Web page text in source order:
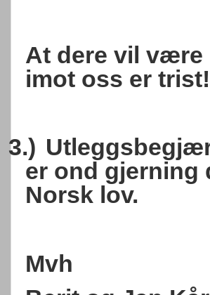
At dere vil være
imot oss er trist!
3.)
er ond gjerning
Norsk lov.
Mvh